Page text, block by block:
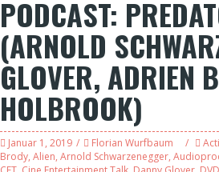
PODCAST:
(ARNOLD
GLOVER, ADRIEN
HOLBROOK)
Januar 1, 2019 Florian Wurfbaum
Brody, Alien, Arnold Schwarzenegger,